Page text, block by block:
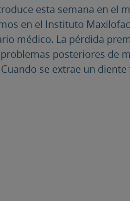
esta semana en el
en el Instituto
médico. La pérdida
posteriores de
se extrae un